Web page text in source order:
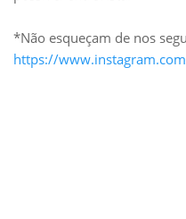
*Não esqueçam de nos
https://